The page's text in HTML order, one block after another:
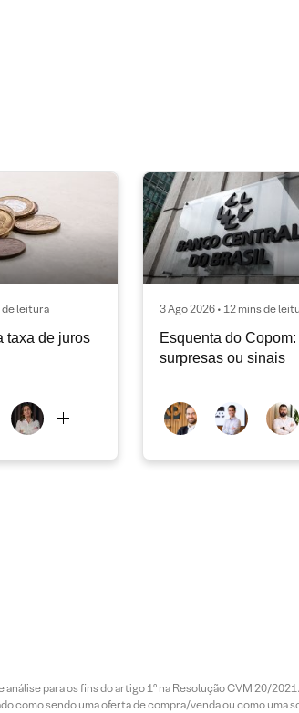
de leitura
taxa de juros
3 Ago 2026 • 12 mins de
Esquenta do
surpresas ou sinais
para os fins do artigo 1º na Resolução CVM 20/
como sendo uma oferta de compra/venda ou como uma